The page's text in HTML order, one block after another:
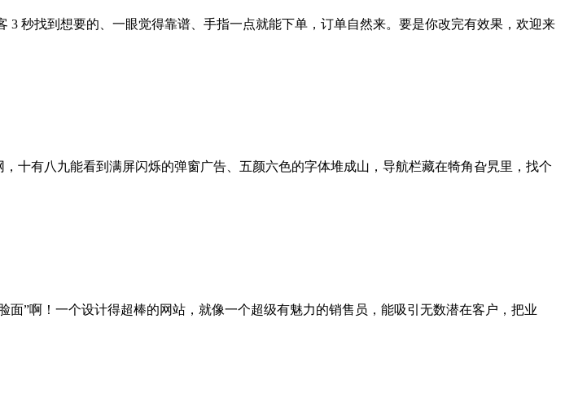
3 秒找到想要的、一眼觉得靠谱、手指一点就能下单，订单自然来。要是你改完有效果，欢迎来
十有八九能看到满屏闪烁的弹窗广告、五颜六色的字体堆成山，导航栏藏在犄角旮旯里，找个
”啊！一个设计得超棒的网站，就像一个超级有魅力的销售员，能吸引无数潜在客户，把业